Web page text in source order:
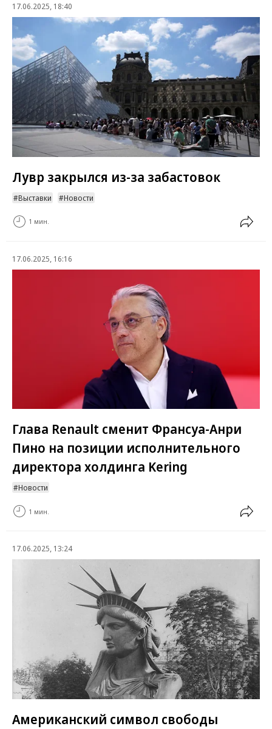
17.06.2025, 18:40
Лувр закрылся из-за забастовок
Выставки Новости
1 мин.
17.06.2025, 16:16
Глава Renault сменит Франсуа-Анри
Пино на позиции исполнительного
директора холдинга Kering
Новости
1 мин.
17.06.2025, 13:24
Американский символ свободы